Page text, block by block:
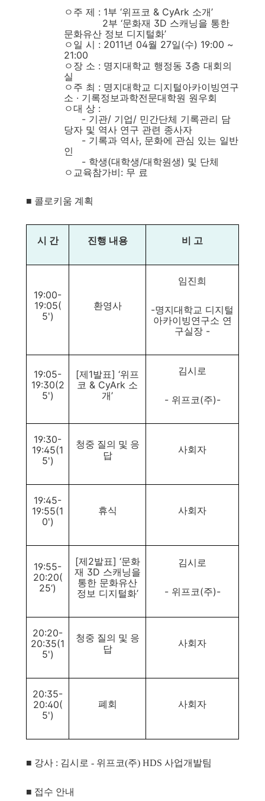
ㅇ주 제 : 1부 ‘위프코 & CyArk 소개’
2부 ‘문화재 3D 스캐닝을 통한
문화유산 정보 디지털화’
ㅇ일 시 : 2011년 04월 27일(수) 19:00 ~
21:00
ㅇ장 소 : 명지대학교 행정동 3층 대회의
실
ㅇ주 최 : 명지대학교 디지털아카이빙연구
소 · 기록정보과학전문대학원 원우회
ㅇ대 상 :
- 기관/ 기업/ 민간단체 기록관리 담
당자 및 역사 연구 관련 종사자
- 기록과 역사, 문화에 관심 있는 일반
인
- 학생(대학생/대학원생) 및 단체
ㅇ교육참가비: 무 료
■ 콜로키움 계획
시 간 진행 내용 비 고
19:00-
19:05(
5')
환영사
임진희
-명지대학교 디지털
아카이빙연구소 연
구실장 -
19:05-
19:30(2
5')
[제1발표] ‘위프
코 & CyArk 소
개’
김시로
- 위프코(주)-
19:30-
19:45(1
5')
청중 질의 및 응
답
사회자
19:45-
19:55(1
0')
휴식 사회자
19:55-
20:20(
25‘)
[제2발표] ‘문화
재 3D 스캐닝을
통한 문화유산
정보 디지털화’
김시로
- 위프코(주)-
20:20-
20:35(1
5')
청중 질의 및 응
답
사회자
20:35-
20:40(
5')
폐회 사회자
■ 강사 : 김시로 - 위프코(주) HDS 사업개발팀
■ 접수 안내